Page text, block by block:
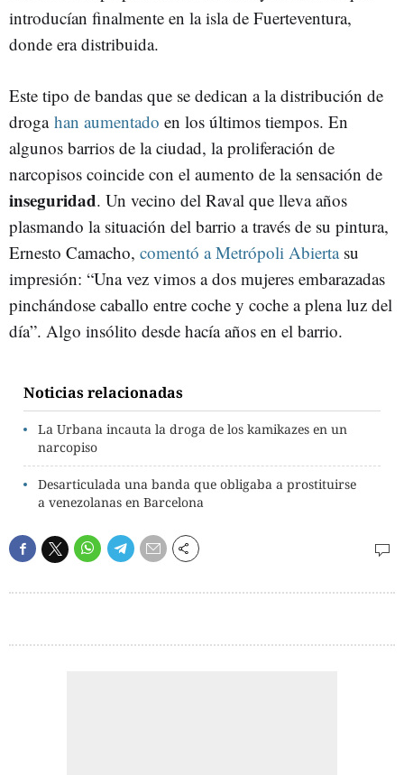
introducían finalmente en la isla de Fuerteventura,
donde era distribuida.
Este tipo de bandas que se dedican a la distribución de
droga han aumentado en los últimos tiempos. En
algunos barrios de la ciudad, la proliferación de
narcopisos coincide con el aumento de la sensación de
inseguridad. Un vecino del Raval que lleva años
plasmando la situación del barrio a través de su pintura,
Ernesto Camacho, comentó a Metrópoli Abiertasu
impresión: “Una vez vimos a dos mujeres embarazadas
pinchándose caballo entre coche y coche a plena luz del
día”. Algo insólito desde hacía años en el barrio.
Noticias relacionadas
La Urbana incauta la droga de los kamikazes en un
narcopiso
Desarticulada una banda que obligaba a prostituirse
a venezolanas en Barcelona